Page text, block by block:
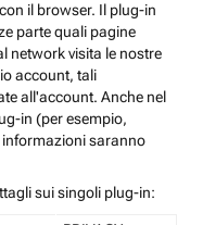
il browser. Il plug-in
parte quali pagine
network visita le nostre
account, tali
all'account. Anche nel
in (per esempio,
informazioni saranno
sui singoli plug-in: